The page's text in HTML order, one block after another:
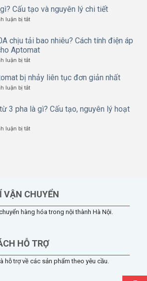
1
pha
gì?
Cách
biến
1
pha
Cấu tạo và nguyên lý chi tiết
luận bị tắtở
gì?
Cấu
tạo
nguyên
chi
tiết
chịu tải bao nhiêu? Cách tính điện áp
Aptomat
luận bị tắtở
chịu
tải
bao
điện
áp
cho
bị nhảy liên tục đơn giản nhất
luận bị tắtở
bị
nhảy
đơn
3 pha là gì? Cấu tạo, nguyên lý hoạt
luận bị tắtở
hoạt
động
VẬN CHUYỂN
hàng hóa trong nội thành Hà Nội.
HỖ TRỢ
hỗ trợ về các sản phẩm theo yêu cầu.